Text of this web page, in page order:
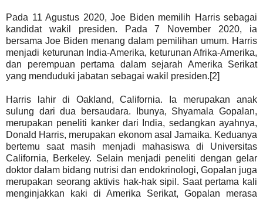
Pada 11 Agustus 2020, Joe Biden memilih Harris sebagai
kandidat wakil presiden. Pada 7 November 2020, ia
bersama Joe Biden menang dalam pemilihan umum. Harris
menjadi keturunan India-Amerika, keturunan Afrika-Amerika,
dan perempuan pertama dalam sejarah Amerika Serikat
yang menduduki jabatan sebagai wakil presiden.[2]
Harris lahir di Oakland, California. Ia merupakan anak
sulung dari dua bersaudara. Ibunya, Shyamala Gopalan,
merupakan peneliti kanker dari India, sedangkan ayahnya,
Donald Harris, merupakan ekonom asal Jamaika. Keduanya
bertemu saat masih menjadi mahasiswa di Universitas
California, Berkeley. Selain menjadi peneliti dengan gelar
doktor dalam bidang nutrisi dan endokrinologi, Gopalan juga
merupakan seorang aktivis hak-hak sipil. Saat pertama kali
menginjakkan kaki di Amerika Serikat, Gopalan merasa